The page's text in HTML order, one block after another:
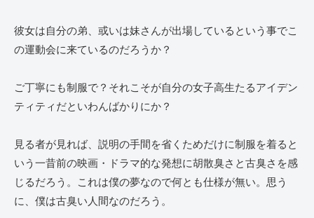
彼女は自分の弟、或いは妹さんが出場しているという事でこ
の運動会に来ているのだろうか？
ご丁寧にも制服で？それこそが自分の女子高生たるアイデン
ティティだといわんばかりにか？
見る者が見れば、説明の手間を省くためだけに制服を着ると
いう一昔前の映画・ドラマ的な発想に胡散臭さと古臭さを感
じるだろう。これは僕の夢なので何とも仕様が無い。思う
に、僕は古臭い人間なのだろう。